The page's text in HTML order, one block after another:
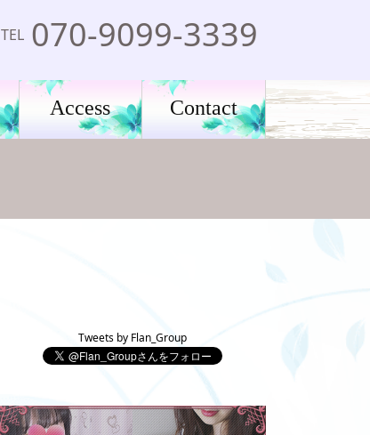
TEL 070-9099-3339
Access Contact
Tweets by Flan_Group